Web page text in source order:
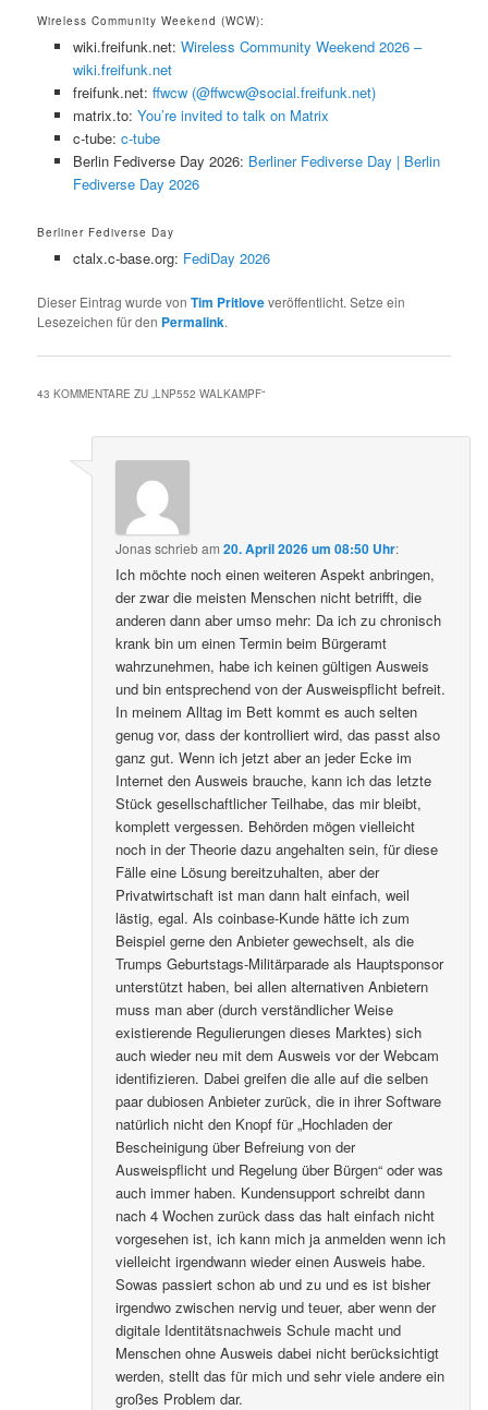
Wireless Community Weekend (WCW):
wiki.freifunk.net: Wireless Community Weekend 2026 –
wiki.freifunk.net
freifunk.net: ffwcw (@ffwcw@social.freifunk.net)
matrix.to: You’re invited to talk on Matrix
c-tube: c-tube
Berlin Fediverse Day 2026: Berliner Fediverse Day | Berlin
Fediverse Day 2026
Berliner Fediverse Day
ctalx.c-base.org: FediDay 2026
Dieser Eintrag wurde vonTim Pritloveveröffentlicht. Setze ein
Lesezeichen für den Permalink.
43 KOMMENTARE ZU „LNP552 WALKAMPF“
Jonasschriebam20. April 2026 um 08:50 Uhr:
Ich möchte noch einen weiteren Aspekt anbringen,
der zwar die meisten Menschen nicht betrifft, die
anderen dann aber umso mehr: Da ich zu chronisch
krank bin um einen Termin beim Bürgeramt
wahrzunehmen, habe ich keinen gültigen Ausweis
und bin entsprechend von der Ausweispflicht befreit.
In meinem Alltag im Bett kommt es auch selten
genug vor, dass der kontrolliert wird, das passt also
ganz gut. Wenn ich jetzt aber an jeder Ecke im
Internet den Ausweis brauche, kann ich das letzte
Stück gesellschaftlicher Teilhabe, das mir bleibt,
komplett vergessen. Behörden mögen vielleicht
noch in der Theorie dazu angehalten sein, für diese
Fälle eine Lösung bereitzuhalten, aber der
Privatwirtschaft ist man dann halt einfach, weil
lästig, egal. Als coinbase-Kunde hätte ich zum
Beispiel gerne den Anbieter gewechselt, als die
Trumps Geburtstags-Militärparade als Hauptsponsor
unterstützt haben, bei allen alternativen Anbietern
muss man aber (durch verständlicher Weise
existierende Regulierungen dieses Marktes) sich
auch wieder neu mit dem Ausweis vor der Webcam
identifizieren. Dabei greifen die alle auf die selben
paar dubiosen Anbieter zurück, die in ihrer Software
natürlich nicht den Knopf für „Hochladen der
Bescheinigung über Befreiung von der
Ausweispflicht und Regelung über Bürgen“ oder was
auch immer haben. Kundensupport schreibt dann
nach 4 Wochen zurück dass das halt einfach nicht
vorgesehen ist, ich kann mich ja anmelden wenn ich
vielleicht irgendwann wieder einen Ausweis habe.
Sowas passiert schon ab und zu und es ist bisher
irgendwo zwischen nervig und teuer, aber wenn der
digitale Identitätsnachweis Schule macht und
Menschen ohne Ausweis dabei nicht berücksichtigt
werden, stellt das für mich und sehr viele andere ein
großes Problem dar.